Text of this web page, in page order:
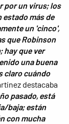
por un virus; los
estado más de
un 'cinco',
que Robinson
hay que ver
una buena
claro cuándo
destacaba
pasado, está
baja; están
con mucha